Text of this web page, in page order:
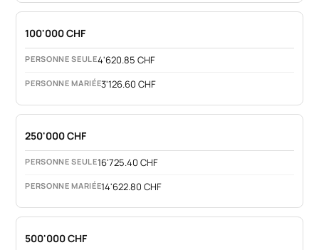
100'000 CHF
4'620.85 CHF
3'126.60 CHF
250'000 CHF
16'725.40 CHF
14'622.80 CHF
500'000 CHF